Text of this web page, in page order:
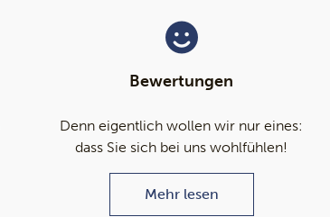
Bewertungen
Denn eigentlich wollen wir nur eines:
dass Sie sich bei uns wohlfühlen!
Mehr lesen